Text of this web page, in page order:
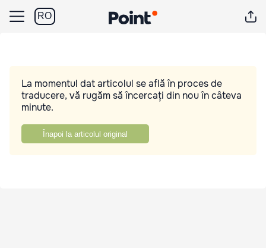
RO
La momentul dat articolul se află în proces de
traducere, vă rugăm să încercați din nou în câteva
minute.
Înapoi la articolul original